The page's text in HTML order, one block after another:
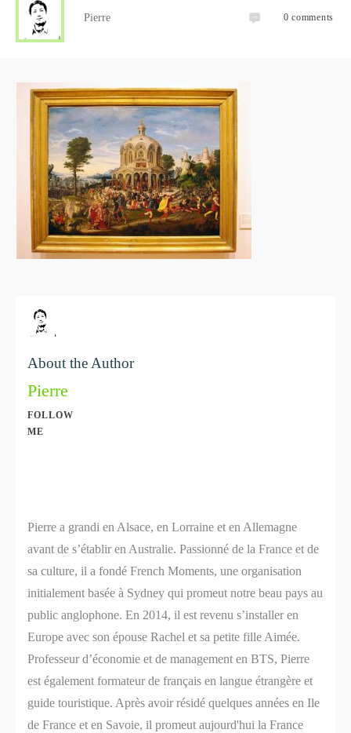
Pierre 0 comments
About the Author
Pierre
FOLLOW
ME
Pierre a grandi en Alsace, en Lorraine et en Allemagne
avant de s’établir en Australie. Passionné de la France et de
sa culture, il a fondé French Moments, une organisation
initialement basée à Sydney qui promeut notre beau pays au
public anglophone. En 2014, il est revenu s’installer en
Europe avec son épouse Rachel et sa petite fille Aimée.
Professeur d’économie et de management en BTS, Pierre
est également formateur de français en langue étrangère et
guide touristique. Après avoir résidé quelques années en Ile
de France et en Savoie, il promeut aujourd'hui la France